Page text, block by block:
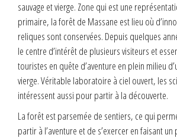
sauvage et vierge. Zone qui est une
primaire, la forêt de Massane est lieu où
reliques sont conservées. Depuis quelques
le centre d’intérêt de plusieurs visiteurs et
touristes en quête d’aventure en plein milieu
vierge. Véritable laboratoire à ciel ouvert, les
intéressent aussi pour partir à la découverte.
La forêt est parsemée de sentiers, ce qui
partir à l’aventure et de s’exercer en faisant